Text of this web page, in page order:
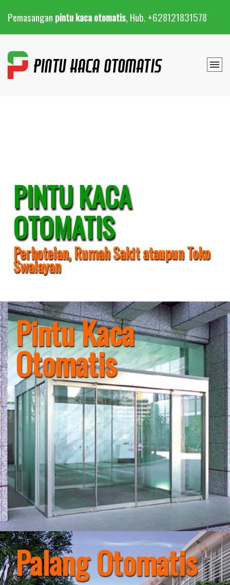
Pemasangan pintu kaca otomatis, Hub. +628121831578
PINTU KACA
OTOMATIS
Perhotelan, Rumah Sakit ataupun Toko
Swalayan
Pintu Kaca
Otomatis
Palang Otomatis